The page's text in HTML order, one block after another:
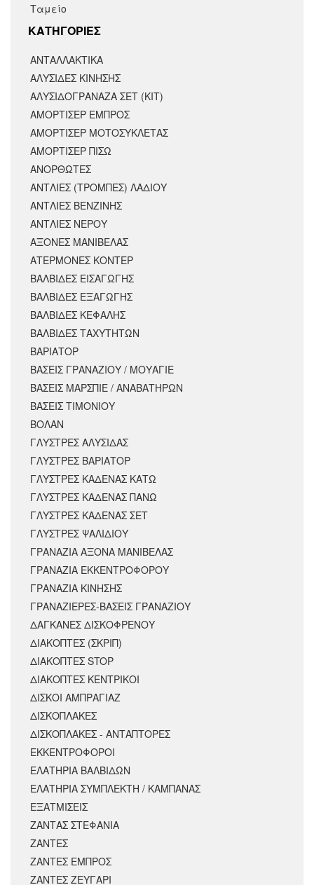
Ταμείο
KΑΤΗΓΟΡΙΕΣ
ΑΝΤΑΛΛΑΚΤΙΚΆ
ΑΛΥΣΙΔΕΣ ΚΙΝΗΣΗΣ
ΑΛΥΣΙΔΟΓΡΑΝΑΖΑ ΣΕΤ (ΚΙΤ)
ΑΜΟΡΤΙΣΕΡ ΕΜΠΡΟΣ
ΑΜΟΡΤΙΣΈΡ ΜΟΤΟΣΥΚΛΈΤΑΣ
ΑΜΟΡΤΙΣΕΡ ΠΙΣΩ
ΑΝΟΡΘΩΤΕΣ
ΑΝΤΛΙΕΣ (ΤΡΟΜΠΕΣ) ΛΑΔΙΟΥ
ΑΝΤΛΙΕΣ ΒΕΝΖΙΝΗΣ
ΑΝΤΛΙΕΣ ΝΕΡΟΥ
ΑΞΟΝΕΣ ΜΑΝΙΒΕΛΑΣ
ΑΤΕΡΜΟΝΕΣ ΚΟΝΤΕΡ
ΒΑΛΒΙΔΕΣ ΕΙΣΑΓΩΓΗΣ
ΒΑΛΒΙΔΕΣ ΕΞΑΓΩΓΗΣ
ΒΑΛΒΙΔΕΣ ΚΕΦΑΛΗΣ
ΒΑΛΒΙΔΕΣ ΤΑΧΥΤΗΤΩΝ
ΒΑΡΙΑΤΟΡ
ΒΑΣΕΙΣ ΓΡΑΝΑΖΙΟΥ / ΜΟΥΑΓΙΕ
ΒΑΣΕΙΣ ΜΑΡΣΠΙΕ / ΑΝΑΒΑΤΗΡΩΝ
ΒΑΣΕΙΣ ΤΙΜΟΝΙΟΥ
ΒΟΛΑΝ
ΓΛΥΣΤΡΕΣ ΑΛΥΣΙΔΑΣ
ΓΛΥΣΤΡΕΣ ΒΑΡΙΑΤΟΡ
ΓΛΥΣΤΡΕΣ ΚΑΔΕΝΑΣ ΚΑΤΩ
ΓΛΥΣΤΡΕΣ ΚΑΔΕΝΑΣ ΠΑΝΩ
ΓΛΥΣΤΡΕΣ ΚΑΔΕΝΑΣ ΣΕΤ
ΓΛΥΣΤΡΕΣ ΨΑΛΙΔΙΟΥ
ΓΡΑΝΑΖΙΑ ΑΞΟΝΑ ΜΑΝΙΒΕΛΑΣ
ΓΡΑΝΑΖΙΑ ΕΚΚΕΝΤΡΟΦΟΡΟΥ
ΓΡΑΝΑΖΙΑ ΚΙΝΗΣΗΣ
ΓΡΑΝΑΖΙΕΡΕΣ-ΒΑΣΕΙΣ ΓΡΑΝΑΖΙΟΥ
ΔΑΓΚΑΝΕΣ ΔΙΣΚΟΦΡΕΝΟΥ
ΔΙΑΚΟΠΤΕΣ (ΣΚΡΙΠ)
ΔΙΑΚΟΠΤΕΣ STOP
ΔΙΑΚΟΠΤΕΣ ΚΕΝΤΡΙΚΟΙ
ΔΙΣΚΟΙ ΑΜΠΡΑΓΙΑΖ
ΔΙΣΚΟΠΛΑΚΕΣ
ΔΙΣΚΟΠΛΑΚΕΣ - ΑΝΤΑΠΤΟΡΕΣ
ΕΚΚΕΝΤΡΟΦΟΡΟΙ
ΕΛΑΤΗΡΙΑ ΒΑΛΒΙΔΩΝ
ΕΛΑΤΗΡΙΑ ΣΥΜΠΛΕΚΤΗ / ΚΑΜΠΑΝΑΣ
ΕΞΑΤΜΙΣΕΙΣ
ΖΑΝΤΑΣ ΣΤΕΦΑΝΙΑ
ΖΑΝΤΕΣ
ΖΑΝΤΕΣ ΕΜΠΡΟΣ
ΖΑΝΤΕΣ ΖΕΥΓΑΡΙ